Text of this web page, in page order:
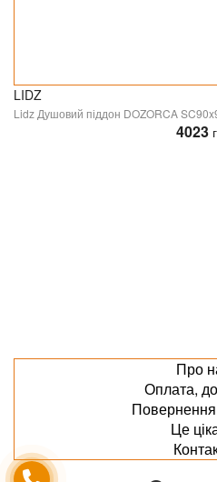
LIDZ
4023
Про
Оплата,
Повернення
Це